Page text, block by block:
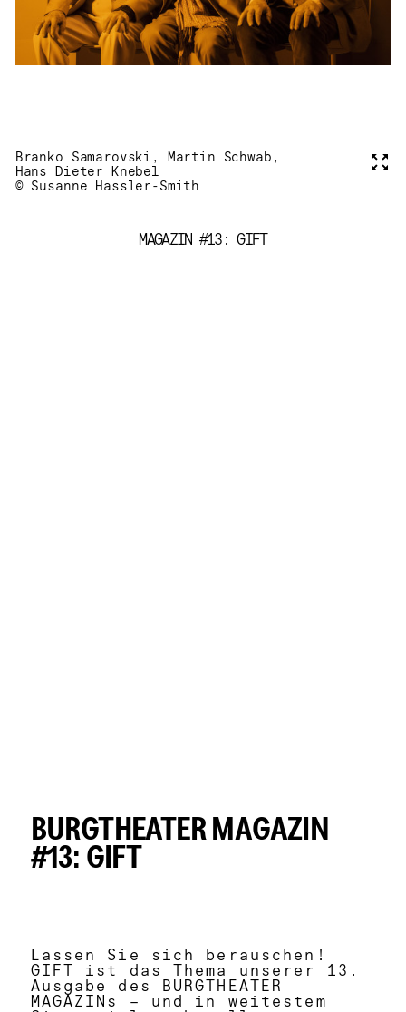
Branko Samarovski, Martin Schwab,
Hans Dieter Knebel
© Susanne Hassler-Smith
MAGAZIN #13: GIFT
BURGTHEATER MAGAZIN
#13: GIFT
Lassen Sie sich berauschen!
GIFT ist das Thema unserer 13.
Ausgabe des BURGTHEATER
MAGAZINs – und in weitestem